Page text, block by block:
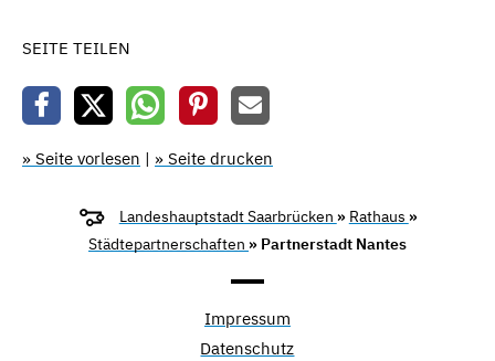
SEITE TEILEN
» Seite vorlesen | » Seite drucken
Landeshauptstadt Saarbrücken » Rathaus »
Städtepartnerschaften » Partnerstadt Nantes
Impressum
Datenschutz